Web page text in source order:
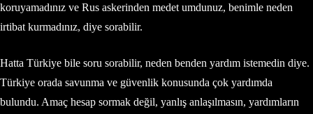
koruyamadınız ve Rus askerinden medet umdunuz, benimle neden
irtibat kurmadınız, diye sorabilir.
Hatta Türkiye bile soru sorabilir, neden benden yardım istemedin diye.
Türkiye orada savunma ve güvenlik konusunda çok yardımda
bulundu. Amaç hesap sormak değil, yanlış anlaşılmasın, yardımların